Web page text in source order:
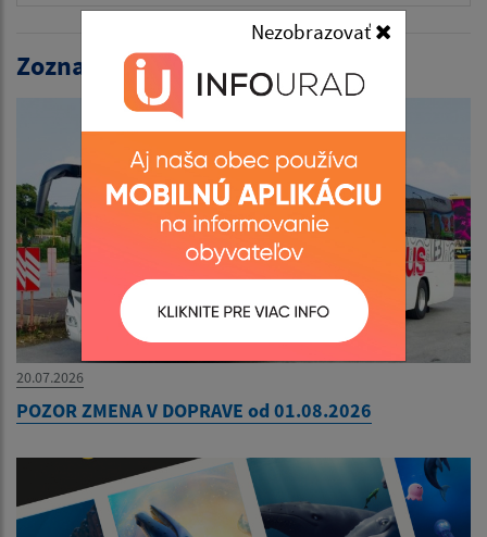
Nezobrazovať
Zoznam aktualít:
20.07.2026
POZOR ZMENA V DOPRAVE od 01.08.2026